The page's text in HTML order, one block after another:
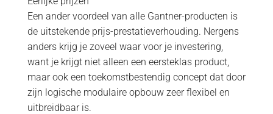
Een ander voordeel van alle Gantner-producten is
de uitstekende prijs-prestatieverhouding. Nergens
anders krijg je zoveel waar voor je investering,
want je krijgt niet alleen een eersteklas product,
maar ook een toekomstbestendig concept dat door
zijn logische modulaire opbouw zeer flexibel en
uitbreidbaar is.